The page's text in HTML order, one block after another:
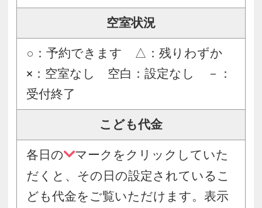
空室状況
○：予約できます △：残りわずか
×：空室なし 空白：設定なし －：
受付終了
こども代金
各日の
マークをクリックしていた
だくと、その日の設定されているこ
ども代金をご覧いただけます。表示